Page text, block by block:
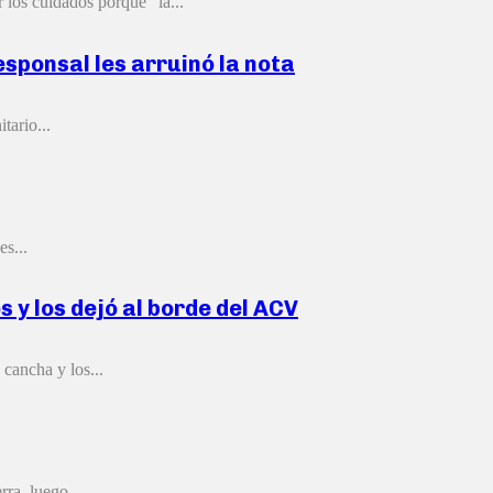
les arruinó la nota
los dejó al borde del ACV
y los...